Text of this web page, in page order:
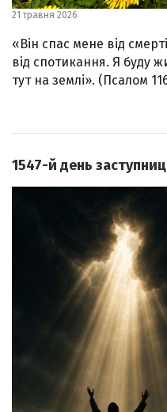
21 травня 2026
«Він спас мене від
від спотикання. Я буду
тут на землі». (Псалом
1547-й день